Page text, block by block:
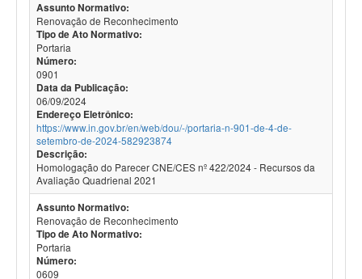
Assunto Normativo:
Renovação de Reconhecimento
Tipo de Ato Normativo:
Portaria
Número:
0901
Data da Publicação:
06/09/2024
Endereço Eletrônico:
https://www.in.gov.br/en/web/dou/-/portaria-n-901-de-4-de-
setembro-de-2024-582923874
Descrição:
Homologação do Parecer CNE/CES nº 422/2024 - Recursos da
Avaliação Quadrienal 2021
Assunto Normativo:
Renovação de Reconhecimento
Tipo de Ato Normativo:
Portaria
Número:
0609